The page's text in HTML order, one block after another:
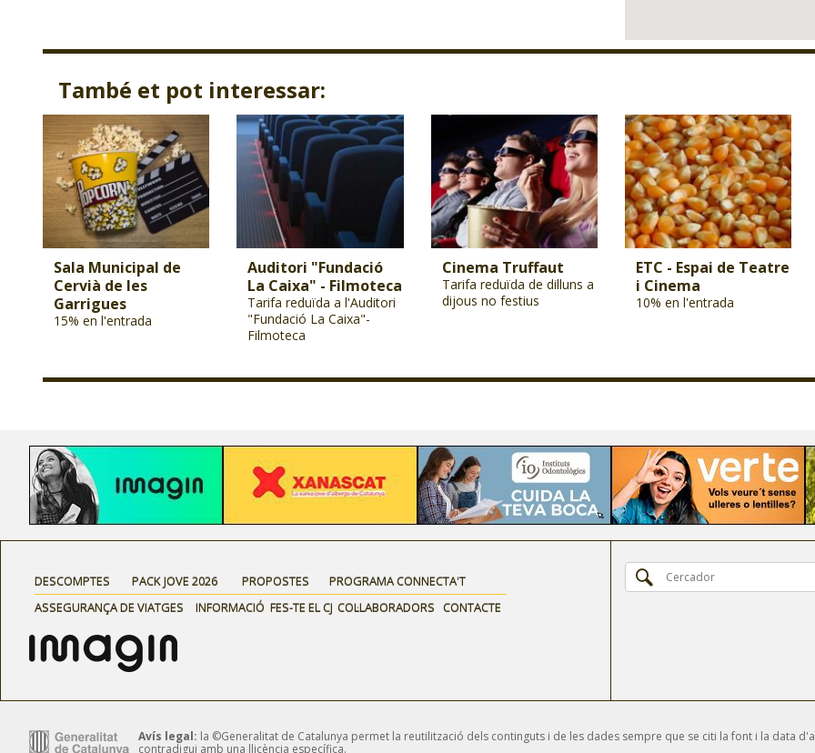
També et pot interessar:
Sala Municipal de
Cervià de les
Garrigues
15% en l'entrada
Auditori "Fundació
La Caixa" - Filmoteca
Tarifa reduïda a l'Auditori
"Fundació La Caixa"-
Filmoteca
Cinema Truffaut
Tarifa reduïda de dilluns a
dijous no festius
ETC - Espai de Teatre
i Cinema
10% en l'entrada
DESCOMPTES PACK JOVE 2026 PROPOSTES
PROGRAMA CONNECTA'T
ASSEGURANÇA DE VIATGES
INFORMACIÓ FES-TE EL CJ COL·LABORADORS CONTACTE
Avís legal: la ©Generalitat de Catalunya permet la reutilització dels continguts i de les dades sempre que se citi la font i la data
contradigui amb una llicència específica.